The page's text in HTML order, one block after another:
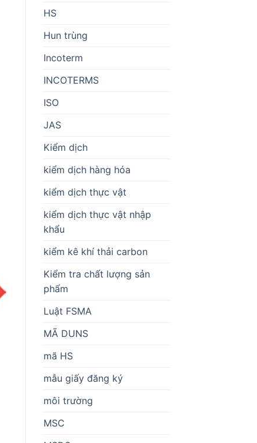
HS
Hun trùng
Incoterm
INCOTERMS
ISO
JAS
Kiểm dịch
kiểm dịch hàng hóa
kiểm dịch thực vật
kiểm dịch thực vật nhập
khẩu
kiểm kê khí thải carbon
Kiểm tra chất lượng sản
phẩm
Luật FSMA
MÃ DUNS
mã HS
mẫu giấy đăng ký
môi trường
MSC